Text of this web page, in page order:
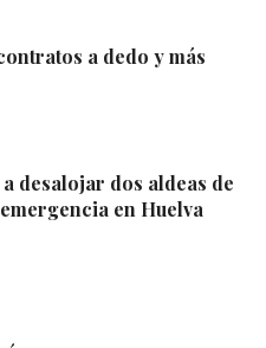
a dedo y más
desalojar dos aldeas de
en Huelva